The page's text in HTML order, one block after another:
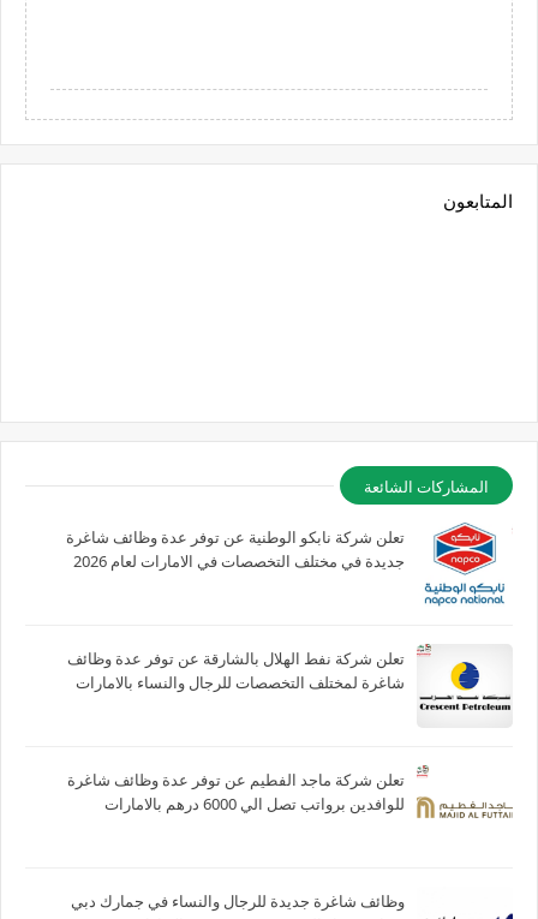
المتابعون
المشاركات الشائعة
تعلن شركة نابكو الوطنية عن توفر عدة وظائف شاغرة
جديدة في مختلف التخصصات في الامارات لعام 2026
تعلن شركة نفط الهلال بالشارقة عن توفر عدة وظائف
شاغرة لمختلف التخصصات للرجال والنساء بالامارات
تعلن شركة ماجد الفطيم عن توفر عدة وظائف شاغرة
للوافدين برواتب تصل الي 6000 درهم بالامارات
وظائف شاغرة جديدة للرجال والنساء في جمارك دبي